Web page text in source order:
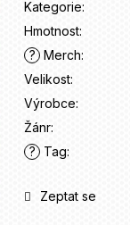
Kategorie:
Hmotnost:
? Merch:
Velikost:
Výrobce:
Žánr:
?
Tag:
Zeptat se
u
č
u
e
m
e